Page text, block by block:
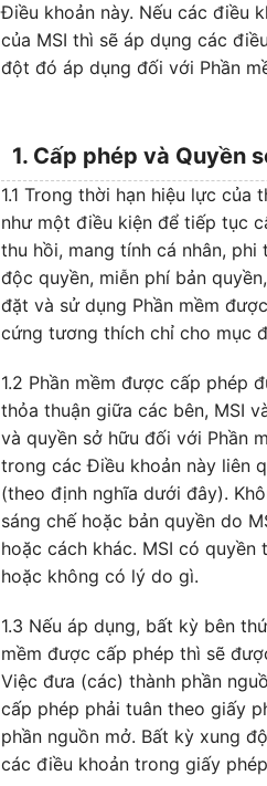
Điều khoản này. Nếu các điều
của MSI thì sẽ áp dụng các
đột đó áp dụng đối với Phần
1. Cấp phép và Quyền
1.1 Trong thời hạn hiệu lực
như một điều kiện để tiếp tục
thu hồi, mang tính cá nhân,
độc quyền, miễn phí bản
đặt và sử dụng Phần mềm
cứng tương thích chỉ cho mục
1.2 Phần mềm được cấp phép
thỏa thuận giữa các bên, MSI
và quyền sở hữu đối với Phần
trong các Điều khoản này liên
(theo định nghĩa dưới đây).
sáng chế hoặc bản quyền do
hoặc cách khác. MSI có
hoặc không có lý do gì.
1.3 Nếu áp dụng, bất kỳ bên
mềm được cấp phép thì sẽ
Việc đưa (các) thành phần
cấp phép phải tuân theo giấy
phần nguồn mở. Bất kỳ xung
các điều khoản trong giấy